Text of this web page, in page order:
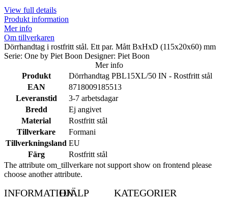
View full details
Produkt information
Mer info
Om tillverkaren
Dörrhandtag i rostfritt stål. Ett par. Mått BxHxD (115x20x60) mm
Serie: One by Piet Boon Designer: Piet Boon
Mer info
Produkt
Dörrhandtag PBL15XL/50 IN - Rostfritt stål
EAN
8718009185513
Leveranstid
3-7 arbetsdagar
Bredd
Ej angivet
Material
Rostfritt stål
Tillverkare
Formani
Tillverkningsland EU
Färg
Rostfritt stål
The attribute om_tillverkare not support show on frontend please
choose another attribute.
INFORMATIONHJÄLP KATEGORIER